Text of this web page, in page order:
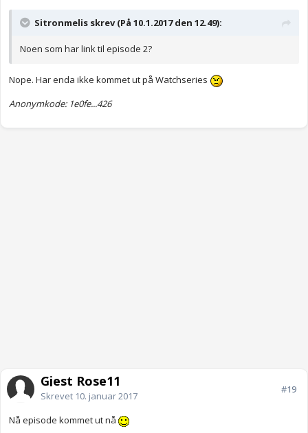
Sitronmelis skrev (På 10.1.2017 den 12.49):
Noen som har link til episode 2?
Nope. Har enda ikke kommet ut på Watchseries
Anonymkode: 1e0fe...426
Gjest Rose11
Skrevet 10. januar 2017
#19
Nå episode kommet ut nå